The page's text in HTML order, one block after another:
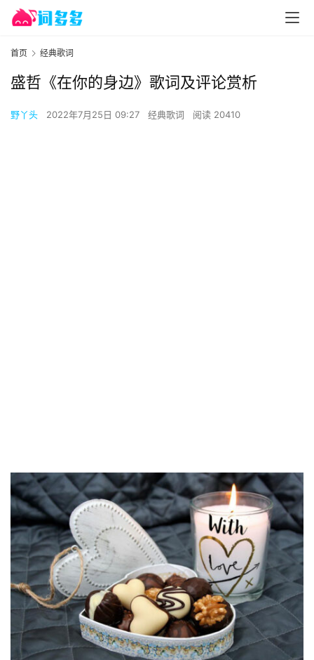
首页 经典歌词
盛哲《在你的身边》歌词及评论赏析
野丫头 2022年7月25日 09:27 经典歌词 阅读 20410